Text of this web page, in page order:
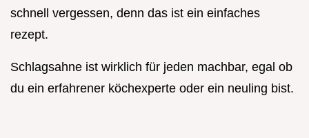
schnell vergessen, denn das ist ein einfaches
rezept.
Schlagsahne ist wirklich für jeden machbar, egal ob
du ein erfahrener köchexperte oder ein neuling bist.